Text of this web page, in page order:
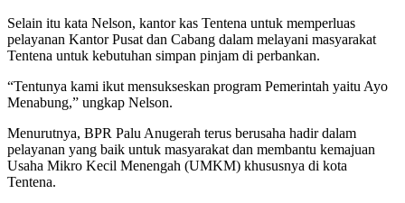
Selain itu kata Nelson, kantor kas Tentena untuk memperluas
pelayanan Kantor Pusat dan Cabang dalam melayani masyarakat
Tentena untuk kebutuhan simpan pinjam di perbankan.
“Tentunya kami ikut mensukseskan program Pemerintah yaitu Ayo
Menabung,” ungkap Nelson.
Menurutnya, BPR Palu Anugerah terus berusaha hadir dalam
pelayanan yang baik untuk masyarakat dan membantu kemajuan
Usaha Mikro Kecil Menengah (UMKM) khususnya di kota
Tentena.